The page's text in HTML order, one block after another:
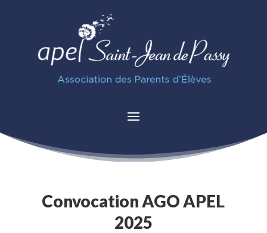
Convocation AGO APEL
2025